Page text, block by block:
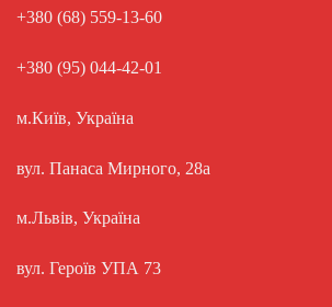
+380 (68) 559-13-60
+380 (95) 044-42-01
м.Київ, Україна
вул. Панаса Мирного, 28а
м.Львів, Україна
вул. Героїв УПА 73